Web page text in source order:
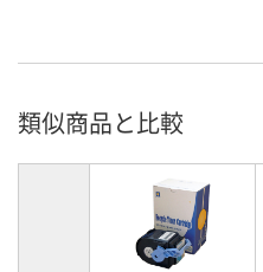
類似商品と比較